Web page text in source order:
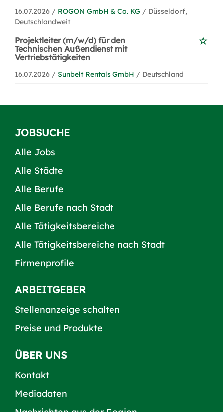
16.07.2026 / ROGON GmbH & Co. KG / Düsseldorf,
Deutschlandweit
Projektleiter (m/w/d) für den
Technischen Außendienst mit
Vertriebstätigkeiten
16.07.2026 / Sunbelt Rentals GmbH / Deutschland
JOBSUCHE
Alle Jobs
Alle Städte
Alle Berufe
Alle Berufe nach Stadt
Alle Tätigkeitsbereiche
Alle Tätigkeitsbereiche nach Stadt
Firmenprofile
ARBEITGEBER
Stellenanzeige schalten
Preise und Produkte
ÜBER UNS
Kontakt
Mediadaten